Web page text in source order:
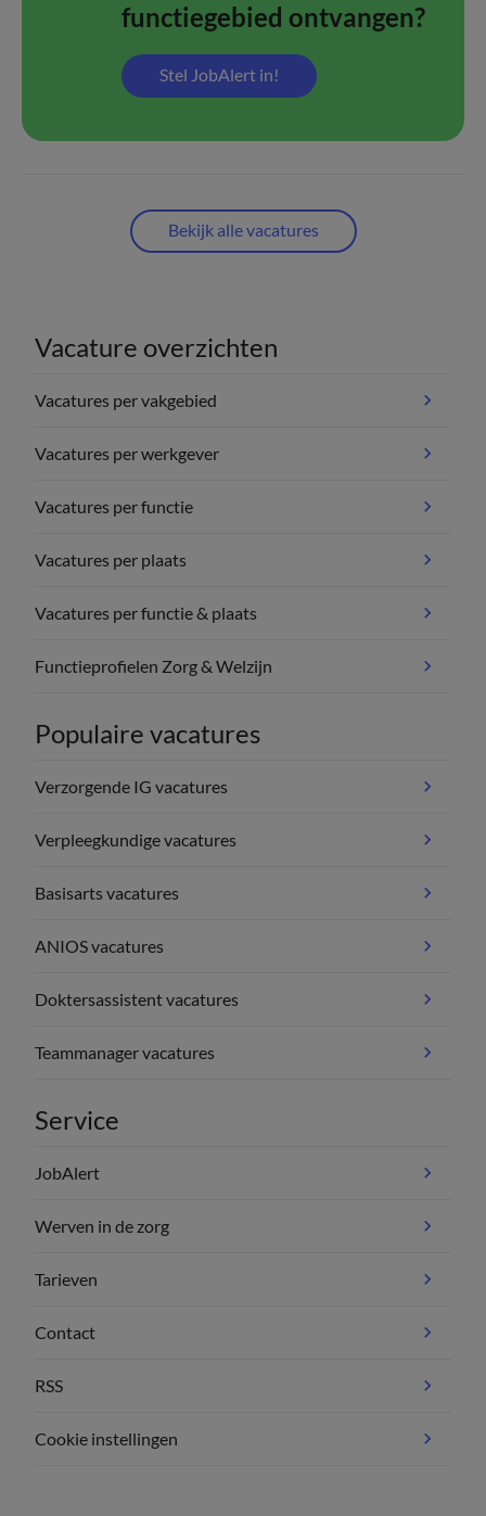
functiegebied ontvangen?
Stel JobAlert in!
Bekijk alle vacatures
Vacature overzichten
Vacatures per vakgebied
Vacatures per werkgever
Vacatures per functie
Vacatures per plaats
Vacatures per functie & plaats
Functieprofielen Zorg & Welzijn
Populaire vacatures
Verzorgende IG vacatures
Verpleegkundige vacatures
Basisarts vacatures
ANIOS vacatures
Doktersassistent vacatures
Teammanager vacatures
Service
JobAlert
Werven in de zorg
Tarieven
Contact
RSS
Cookie instellingen